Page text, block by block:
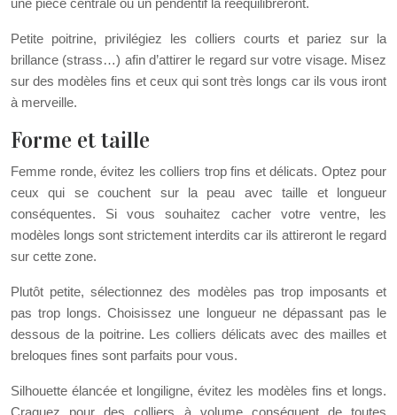
une pièce centrale ou un pendentif la rééquilibreront.
Petite poitrine, privilégiez les colliers courts et pariez sur la
brillance (strass…) afin d’attirer le regard sur votre visage. Misez
sur des modèles fins et ceux qui sont très longs car ils vous iront
à merveille.
Forme et taille
Femme ronde, évitez les colliers trop fins et délicats. Optez pour
ceux qui se couchent sur la peau avec taille et longueur
conséquentes. Si vous souhaitez cacher votre ventre, les
modèles longs sont strictement interdits car ils attireront le regard
sur cette zone.
Plutôt petite, sélectionnez des modèles pas trop imposants et
pas trop longs. Choisissez une longueur ne dépassant pas le
dessous de la poitrine. Les colliers délicats avec des mailles et
breloques fines sont parfaits pour vous.
Silhouette élancée et longiligne, évitez les modèles fins et longs.
Craquez pour des colliers à volume conséquent de toutes